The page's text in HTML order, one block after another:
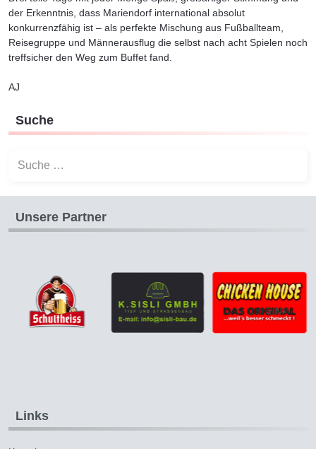
der Erkenntnis, dass Mariendorf international absolut
konkurrenzfähig ist – als perfekte Mischung aus Fußballteam,
Reisegruppe und Männerausflug die selbst nach acht Spielen noch
treffsicher den Weg zum Buffet fand.
AJ
Suche
Unsere Partner
Links